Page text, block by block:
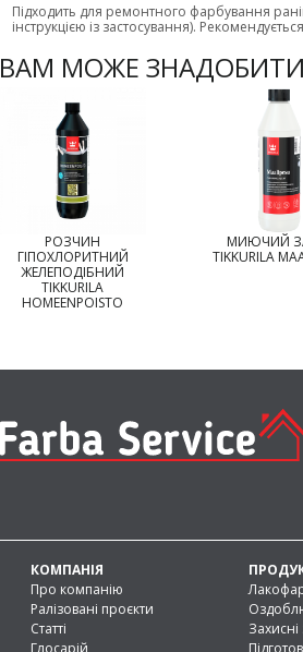
Підходить для ремонтного фарбування
інструкцією із застосування).
ВАМ МОЖЕ
МИЮЧИЙ ЗАСІБ
TIKKURILA MAALIPESU
ҐРУНТОВКА
OTEX
КОМПАНІЯ
Про компанію
Ралізовані проєкти
Статті
Глосарій